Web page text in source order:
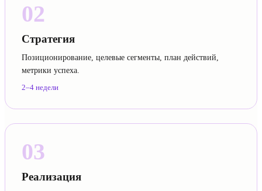
02
Стратегия
Позиционирование, целевые сегменты, план действий,
метрики успеха.
2–4 недели
03
Реализация